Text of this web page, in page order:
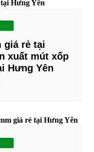
giá rẻ tại
xuất mút xốp
Hưng Yên